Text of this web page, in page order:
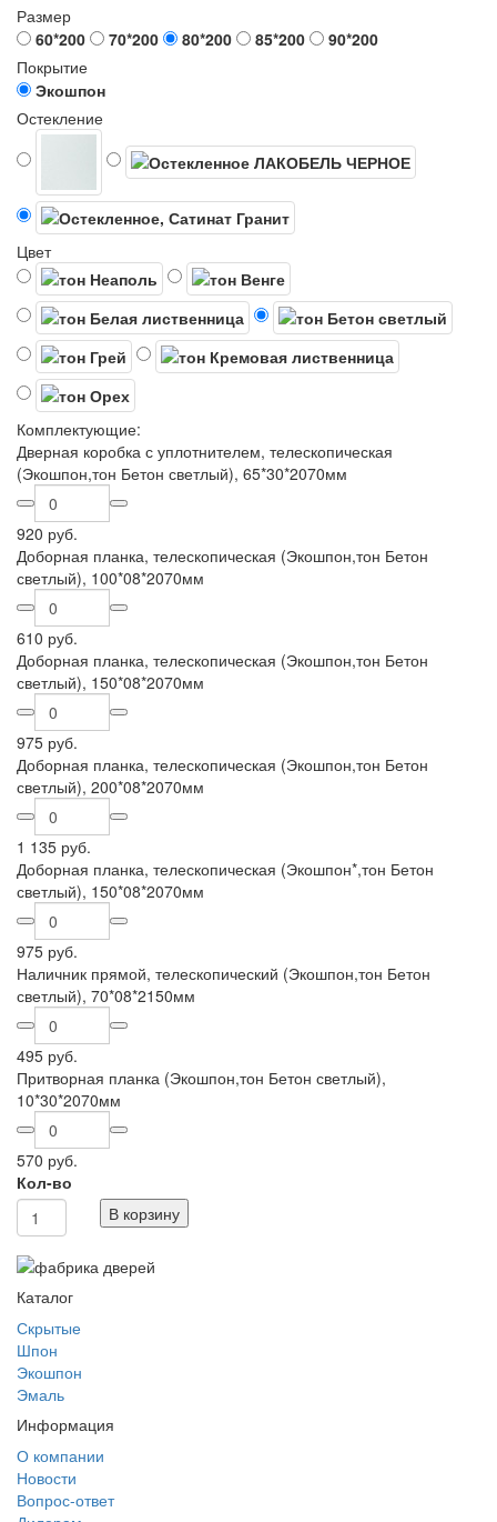
Размер
60*200
70*200 80*200 85*200
90*200
Покрытие
Экошпон
Остекление
Цвет
Комплектующие:
Дверная коробка с уплотнителем, телескопическая
(Экошпон,тон Бетон светлый), 65*30*2070мм
920 руб.
Доборная планка, телескопическая (Экошпон,тон Бетон
светлый), 100*08*2070мм
610 руб.
Доборная планка, телескопическая (Экошпон,тон Бетон
светлый), 150*08*2070мм
975 руб.
Доборная планка, телескопическая (Экошпон,тон Бетон
светлый), 200*08*2070мм
1 135 руб.
Доборная планка, телескопическая (Экошпон*,тон Бетон
светлый), 150*08*2070мм
975 руб.
Наличник прямой, телескопический (Экошпон,тон Бетон
светлый), 70*08*2150мм
495 руб.
Притворная планка (Экошпон,тон Бетон светлый),
10*30*2070мм
570 руб.
Кол-во
В корзину
Каталог
Скрытые
Шпон
Экошпон
Эмаль
Информация
О компании
Новости
Вопрос-ответ